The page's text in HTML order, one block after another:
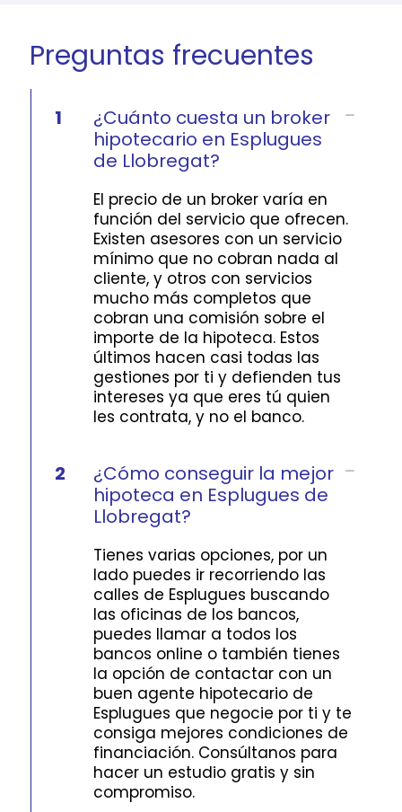
Preguntas frecuentes
1
¿Cuánto cuesta un broker
hipotecario en Esplugues
de Llobregat?
El precio de un broker varía en
función del servicio que ofrecen.
Existen asesores con un servicio
mínimo que no cobran nada al
cliente, y otros con servicios
mucho más completos que
cobran una comisión sobre el
importe de la hipoteca. Estos
últimos hacen casi todas las
gestiones por ti y defienden tus
intereses ya que eres tú quien
les contrata, y no el banco.
2
¿Cómo conseguir la mejor
hipoteca en Esplugues de
Llobregat?
Tienes varias opciones, por un
lado puedes ir recorriendo las
calles de Esplugues buscando
las oficinas de los bancos,
puedes llamar a todos los
bancos online o también tienes
la opción de contactar con un
buen agente hipotecario de
Esplugues que negocie por ti y te
consiga mejores condiciones de
financiación. Consúltanos para
hacer un estudio gratis y sin
compromiso.